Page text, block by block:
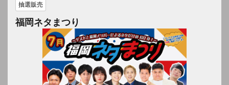
抽選販売
福岡ネタまつり